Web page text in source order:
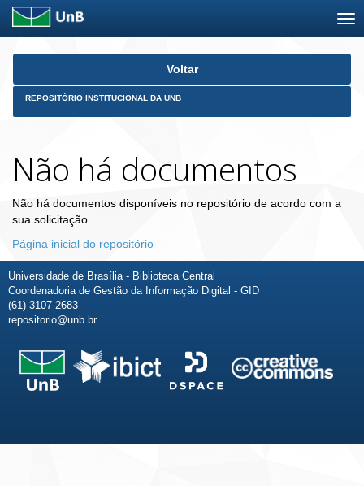
Skip
Voltar
REPOSITÓRIO INSTITUCIONAL DA UNB
Não há documentos
Não há documentos disponíveis no repositório de acordo com a
sua solicitação.
Página inicial do repositório
Universidade de Brasília - Biblioteca Central
Coordenadoria de Gestão da Informação Digital - GID
(61) 3107-2683
repositorio@unb.br